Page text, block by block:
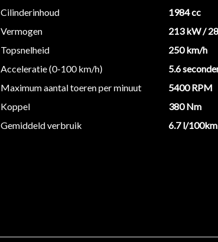
Cilinderinhoud
1984 cc
Vermogen
213 kW /
Topsnelheid
250 km/h
Acceleratie (0-100 km/h)
5.6
Maximum aantal toeren per minuut
5400 RPM
Koppel
380 Nm
Gemiddeld verbruik
6.7 l/100km